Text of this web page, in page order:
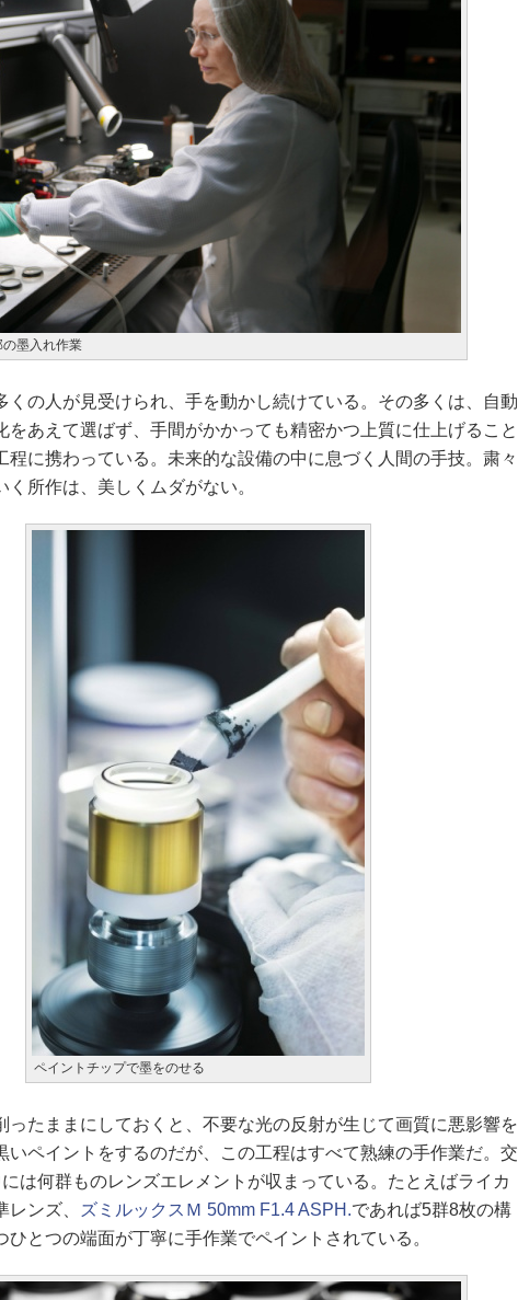
の墨入れ作業
くの人が見受けられ、手を動かし続けている。その多くは、自動
をあえて選ばず、手間がかかっても精密かつ上質に仕上げること
程に携わっている。未来的な設備の中に息づく人間の手技。粛々
く所作は、美しくムダがない。
ペイントチップで墨をのせる
ったままにしておくと、不要な光の反射が生じて画質に悪影響を
いペイントをするのだが、この工程はすべて熟練の手作業だ。交
は何群ものレンズエレメントが収まっている。たとえばライカ
レンズ、
ズミルックスＭ 50mm F1.4 ASPH.であれば5群8枚の構
ひとつの端面が丁寧に手作業でペイントされている。